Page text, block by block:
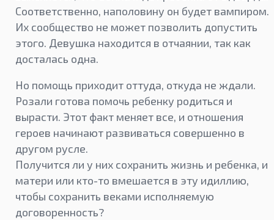
Соответственно, наполовину он будет вампиром.
Их сообщество не может позволить допустить
этого. Девушка находится в отчаянии, так как
досталась одна.
Но помощь приходит оттуда, откуда не ждали.
Розали готова помочь ребенку родиться и
вырасти. Этот факт меняет все, и отношения
героев начинают развиваться совершенно в
другом русле.
Получится ли у них сохранить жизнь и ребенка, и
матери или кто-то вмешается в эту идиллию,
чтобы сохранить веками исполняемую
договоренность?